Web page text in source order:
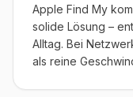
Apple Find My
solide Lösung –
Alltag. Bei
als reine